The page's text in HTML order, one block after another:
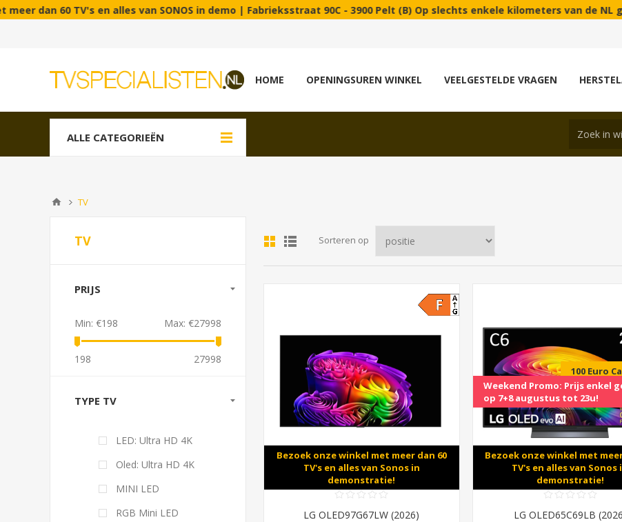
en alles van SONOS in demo | Fabrieksstraat 90C - 3900 Pelt (B) Op slechts enkele kilometers van de NL grens met
HOME OPENINGSUREN WINKEL VEELGESTELDE VRAGEN
ALLE CATEGORIEËN
TV
Sorteren op
Bezoek onze winkel met meer dan 60
TV's en alles van Sonos in
demonstratie!
LG OLED97G67LW (2026)
100 Euro
Bezoek onze winkel met
TV's en alles van Sonos
demonstratie!
Weekend Promo: Prijs enkel
op 7+8 augustus tot 23u!
LG OLED65C69LB
TV
PRIJS
Min: €198 Max: €27998
198 27998
TYPE TV
LED: Ultra HD 4K
Oled: Ultra HD 4K
MINI LED
RGB Mini LED